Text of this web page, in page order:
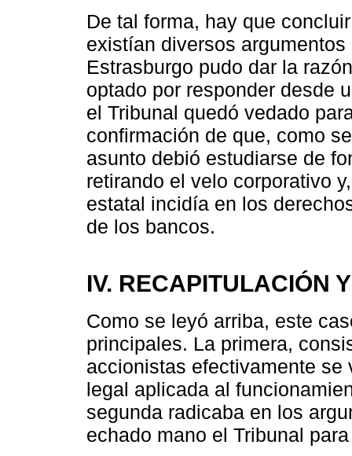
De tal forma, hay que
existían diversos
Estrasburgo pudo dar la
optado por responder desde
el Tribunal quedó vedado
confirmación de que, como
asunto debió estudiarse de
retirando el velo corporativo
estatal incidía en los
de los bancos.
IV. RECAPITULACIÓN
Como se leyó arriba, este
principales. La primera,
accionistas efectivamente se
legal aplicada al
segunda radicaba en los
echado mano el Tribunal